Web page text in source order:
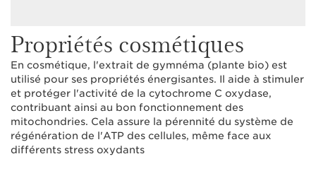
Propriétés cosmétiques
En cosmétique, l'extrait de gymnéma (plante bio) est
utilisé pour ses propriétés énergisantes. Il aide à stimuler
et protéger l'activité de la cytochrome C oxydase,
contribuant ainsi au bon fonctionnement des
mitochondries. Cela assure la pérennité du système de
régénération de l'ATP des cellules, même face aux
différents stress oxydants